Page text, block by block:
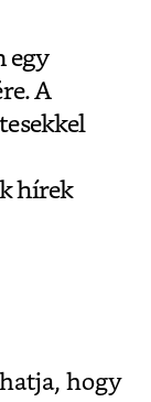
egy
A
hírek
hogy